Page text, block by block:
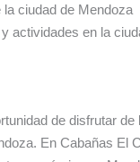
ciudad de Mendoza
actividades en la
de disfrutar de
En Cabañas El